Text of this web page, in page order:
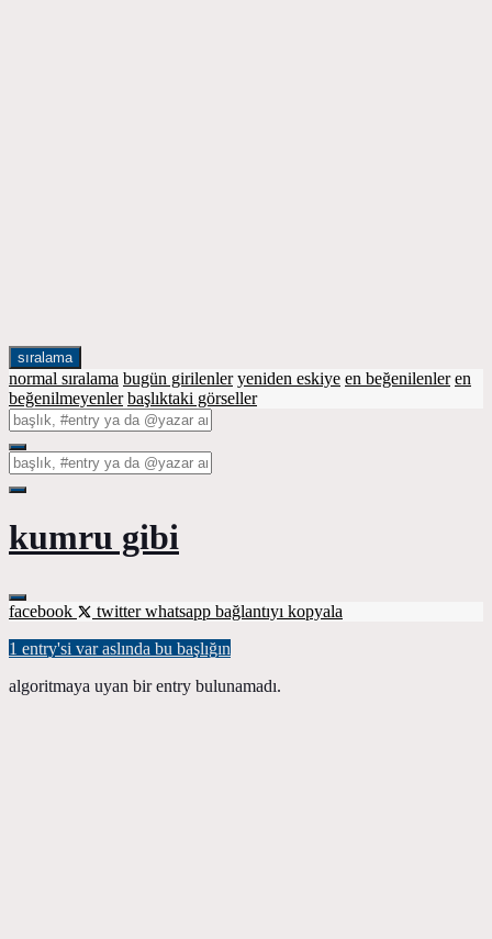
sıralama
normal sıralama bugün girilenler yeniden eskiye en beğenilenler en
beğenilmeyenler başlıktaki görseller
kumru gibi
facebook twitterwhatsapp bağlantıyı kopyala
1 entry'si var aslında bu başlığın
algoritmaya uyan bir entry bulunamadı.